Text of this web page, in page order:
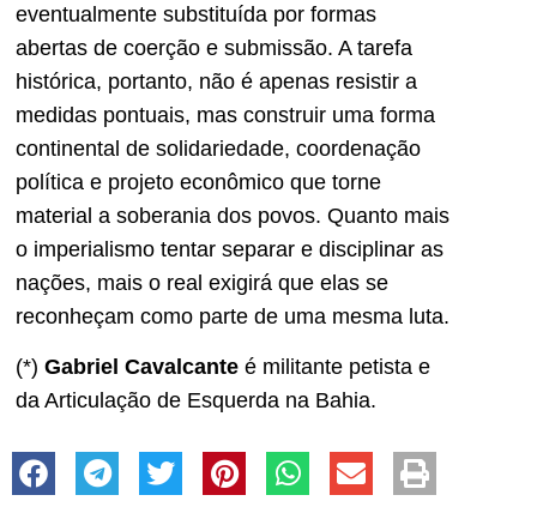
eventualmente substituída por formas
abertas de coerção e submissão. A tarefa
histórica, portanto, não é apenas resistir a
medidas pontuais, mas construir uma forma
continental de solidariedade, coordenação
política e projeto econômico que torne
material a soberania dos povos. Quanto mais
o imperialismo tentar separar e disciplinar as
nações, mais o real exigirá que elas se
reconheçam como parte de uma mesma luta.
(*) Gabriel Cavalcante é militante petista e
da Articulação de Esquerda na Bahia.